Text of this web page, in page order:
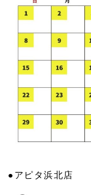
●アピタ浜北店